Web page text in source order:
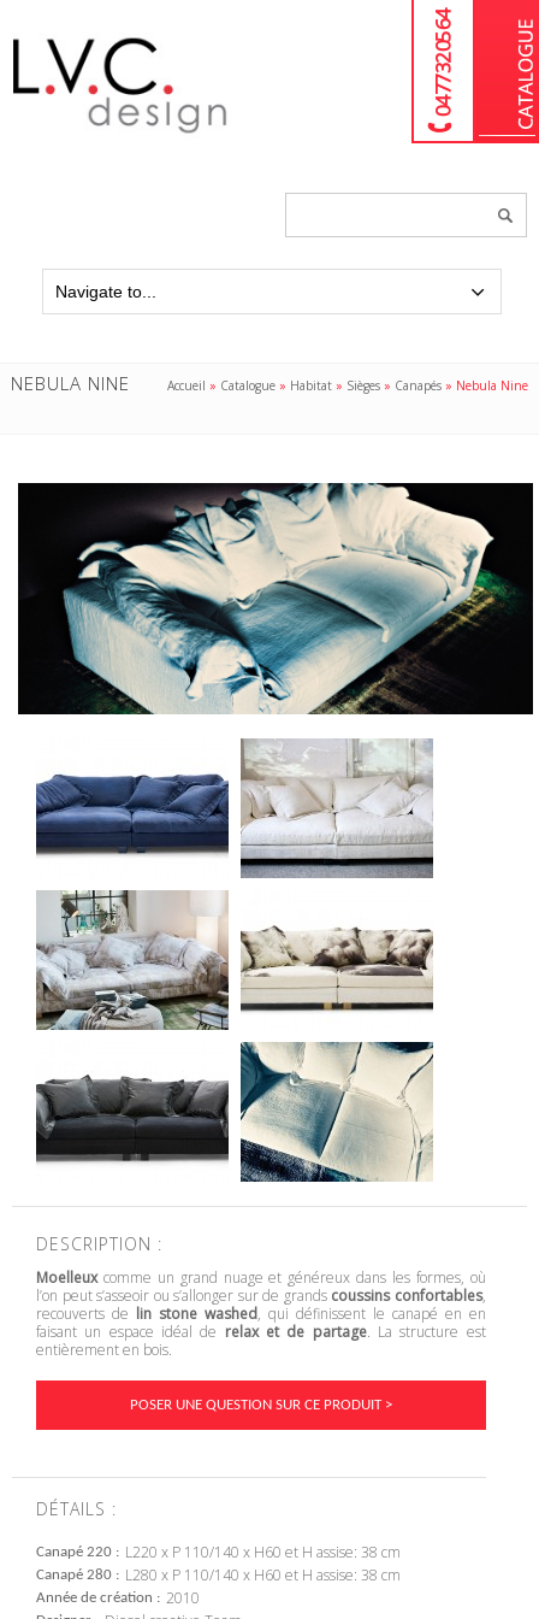
04 77 32 05 64
NEBULA NINE Accueil » Catalogue » Habitat » Sièges » Canapés » Nebula Nine
DESCRIPTION :
Moelleuxcomme un grand nuage et généreux dans les formes, où
l’on peut s’asseoir ou s’allonger sur de grands coussins confortables,
recouverts de lin stone washed, qui définissent le canapé en en
faisant un espace idéal de relax et de partage. La structure est
entièrement en bois.
POSER UNE QUESTION SUR CE PRODUIT >
DÉTAILS :
Canapé 220 L220 x P 110/140 x H60 et H assise: 38 cm
Canapé 280 L280 x P 110/140 x H60 et H assise: 38 cm
Année de création 2010